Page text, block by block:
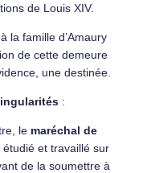
de Louis XIV.
la famille d’Amaury
de cette demeure
une destinée.
:
le maréchal de
étudié et travaillé sur
de la soumettre à